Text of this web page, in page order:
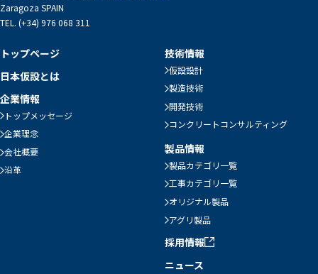
Zaragoza SPAIN
TEL. (+34) 976 068 311
トップページ
日本仮設とは
企業情報
トップメッセージ
企業理念
会社概要
沿革
技術情報
仮設設計
製造技術
開発技術
コンクリートコンサルティング
製品情報
製品カテゴリ一覧
工事カテゴリ一覧
オリジナル製品
アグリ製品
採用情報
ニュース